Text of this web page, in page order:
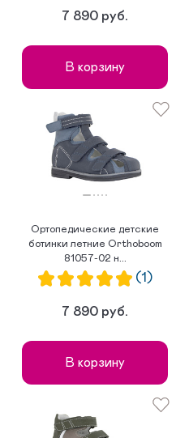
7 890 руб.
В корзину
Ортопедические детские
ботинки летние Orthoboom
81057-02 н...
(1)
7 890 руб.
В корзину